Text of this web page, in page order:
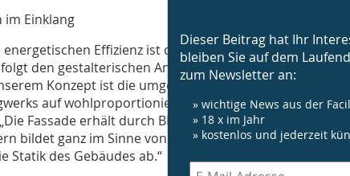
im Einklang
Effizienz ist die Fassade nicht als
den gestalterischen Ansprüchen der Architekten:
Konzept ist die umgesetzte Lösung letztlich nur
auf wohlproportionierte Weise“, wie Architekt
Fassade erhält durch BIPV also nichts
bildet ganz im Sinne von ‚Form follows function‘
Statik des Gebäudes ab.“
Dieser Beitrag hat Ihr
bleiben Sie auf dem
zum Newsletter an:
» wichtige News aus der
» 18 x im Jahr
» kostenlos und jederzeit